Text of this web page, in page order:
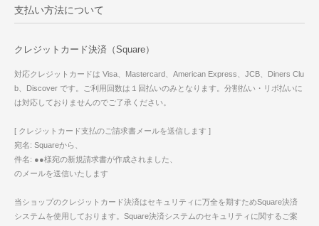
支払い方法について
クレジットカード決済（Square）
対応クレジットカードは Visa、Mastercard、American Express、JCB、Diners Clu
b、Discover です。ご利用回数は１回払いのみとなります。分割払い・リボ払いに
は対応しておりませんのでご了承ください。
[ クレジットカード支払のご請求書メールを送信します ]
宛名: Squareから、
件名: ●●様宛の新規請求書が作成されました、
のメールを送信いたします
当ショップのクレジットカード決済はセキュリティに万全を期すためSquare決済
システムを使用しております。Square決済システムのセキュリティに関するご案